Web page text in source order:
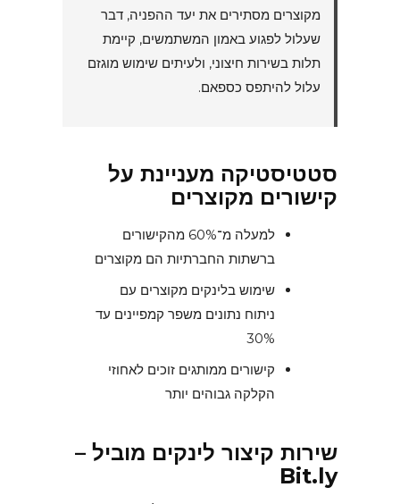
מקוצרים מסתירים את יעד ההפניה, דבר
שעלול לפגוע באמון המשתמשים, קיימת
תלות בשירות חיצוני, ולעיתים שימוש מוגזם
עלול להיתפס כספאם.
סטטיסטיקה מעניינת על
קישורים מקוצרים
למעלה מ־60% מהקישורים
ברשתות החברתיות הם מקוצרים
שימוש בלינקים מקוצרים עם
ניתוח נתונים משפר קמפיינים עד
30%
קישורים ממותגים זוכים לאחוזי
הקלקה גבוהים יותר
שירות קיצור לינקים מוביל –
Bit.ly